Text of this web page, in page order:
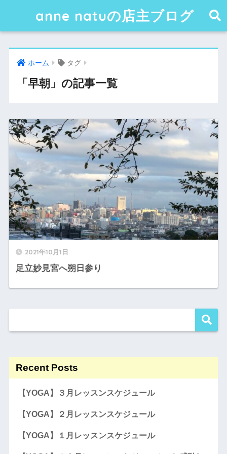
anne natuの店主ブログ
ホーム タグ
「早朝」の記事一覧
2021年10月1日
足立妙見宮へ朔日参り
Recent Posts
【YOGA】３月レッスンスケジュール
【YOGA】２月レッスンスケジュール
【YOGA】１月レッスンスケジュール